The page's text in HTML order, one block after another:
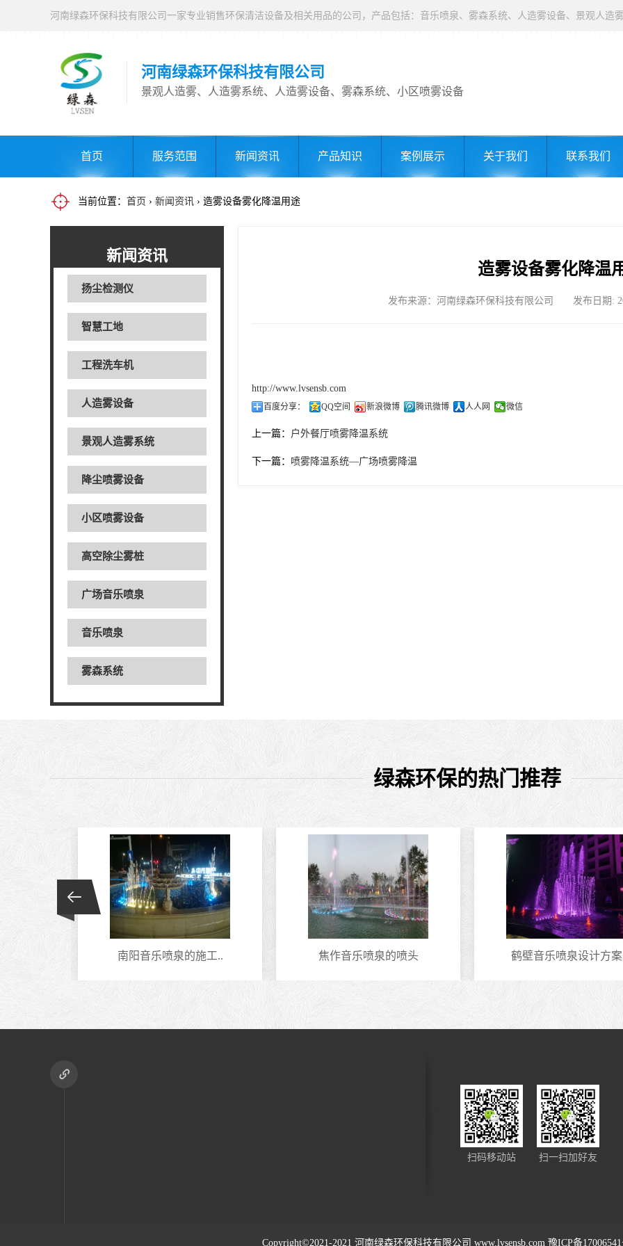
河南绿森环保科技有限公司
景观人造雾、人造雾系统、人造雾设备、雾森系统、小区喷雾设备
首页 服务范围 新闻资讯 产品知识 案例展示 关于我们 联系我们
当前位置： 首页 › 新闻资讯 › 造雾设备雾化降温用途
新闻资讯
扬尘检测仪
智慧工地
工程洗车机
人造雾设备
景观人造雾系统
降尘喷雾设备
小区喷雾设备
高空除尘雾桩
广场音乐喷泉
音乐喷泉
雾森系统
造雾设备雾化降温
发布来源：河南绿森环保科技有限公司 发布日期:
http://www.lvsensb.com
百度分享： QQ空间 新浪微博 腾讯微博 人人网 微信
上一篇： 户外餐厅喷雾降温系统
下一篇： 喷雾降温系统—广场喷雾降温
绿森环保的热门推荐
南阳音乐喷泉的施工.. 焦作音乐喷泉的喷头 鹤壁音乐喷泉设计方案
扫码移动站 扫一扫加好友
Copyright©2021-2021 河南绿森环保科技有限公司 www.lvsensb.com 豫ICP备